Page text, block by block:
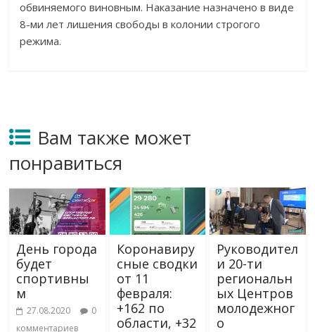
обвиняемого виновным. Наказание назначено в виде
8-ми лет лишения свободы в колонии строгого
режима.
Вам также может
понравиться
День города
будет
спортивны
м
27.08.2020
0
комментариев
Коронавиру
сные сводки
от 11
февраля:
+162 по
области, +32
Руководител
и 20-ти
региональн
ых Центров
молодежног
о